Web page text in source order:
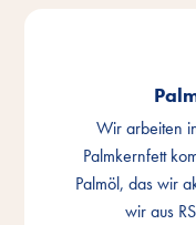
Wir arbeiten
Palmkernfett
Palmöl, das wir
wir aus